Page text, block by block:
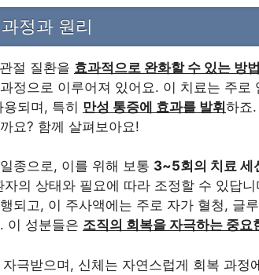
정과 원리
절 질환을 효과적으로 완화할 수 있는 방법
정으로 이루어져 있어요. 이 치료는 주로
되며, 특히 만성 통증에 효과를 발휘하죠
요? 함께 살펴보아요!
종으로, 이를 위해 보통 3~5회의 치료 세
의 상태와 필요에 따라 조정할 수 있답
되고, 이 주사액에는 주로 자가 혈청, 글
이 성분들은 조직의 회복을 자극하는 중요
극받으며, 신체는 자연스럽게 회복 과정